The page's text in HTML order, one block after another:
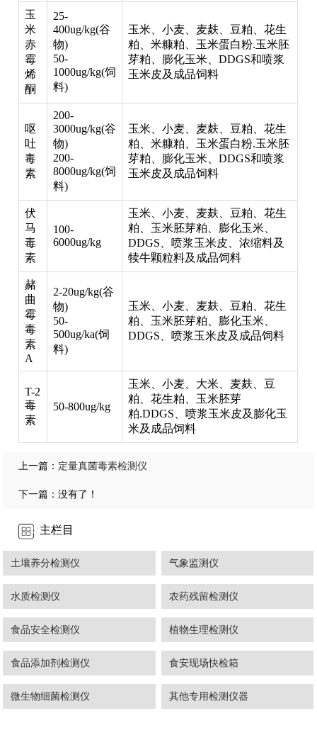
玉
米
赤
霉
烯
酮
25-
400ug/kg(谷
物)
50-
1000ug/kg(饲
料)
玉米、小麦、麦麸、豆粕、花生
粕、米糠粕、玉米蛋白粉.玉米胚
芽粕、膨化玉米、DDGS和喷浆
玉米皮及成品饲料
呕
吐
毒
素
200-
3000ug/kg(谷
物)
200-
8000ug/kg(饲
料)
玉米、小麦、麦麸、豆粕、花生
粕、米糠粕、玉米蛋白粉.玉米胚
芽粕、膨化玉米、DDGS和喷浆
玉米皮及成品饲料
伏
马
毒
素
100-
6000ug/kg
玉米、小麦、麦麸、豆粕、花生
粕、玉米胚芽粕、膨化玉米、
DDGS、喷浆玉米皮、浓缩料及
犊牛颗粒料及成品饲料
赭
曲
霉
毒
素
A
2-20ug/kg(谷
物)
50-
500ug/ka(饲
料)
玉米、小麦、麦麸、豆粕、花生
粕、玉米胚芽粕、膨化玉米、
DDGS、喷浆玉米皮及成品饲料
T-2
毒
素
50-800ug/kg
玉米、小麦、大米、麦麸、豆
粕、花生粕、玉米胚芽
粕.DDGS、喷浆玉米皮及膨化玉
米及成品饲料
上一篇： 定量真菌毒素检测仪
下一篇：没有了！
主栏目
土壤养分检测仪 气象监测仪
水质检测仪 农药残留检测仪
食品安全检测仪 植物生理检测仪
食品添加剂检测仪 食安现场快检箱
微生物细菌检测仪 其他专用检测仪器